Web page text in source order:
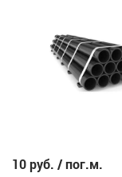
10 руб. / пог.м.